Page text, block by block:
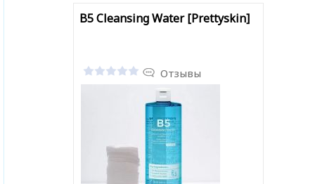
B5 Cleansing Water [Prettyskin]
Отзывы